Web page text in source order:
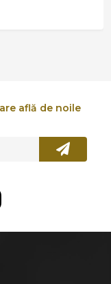
află de noile